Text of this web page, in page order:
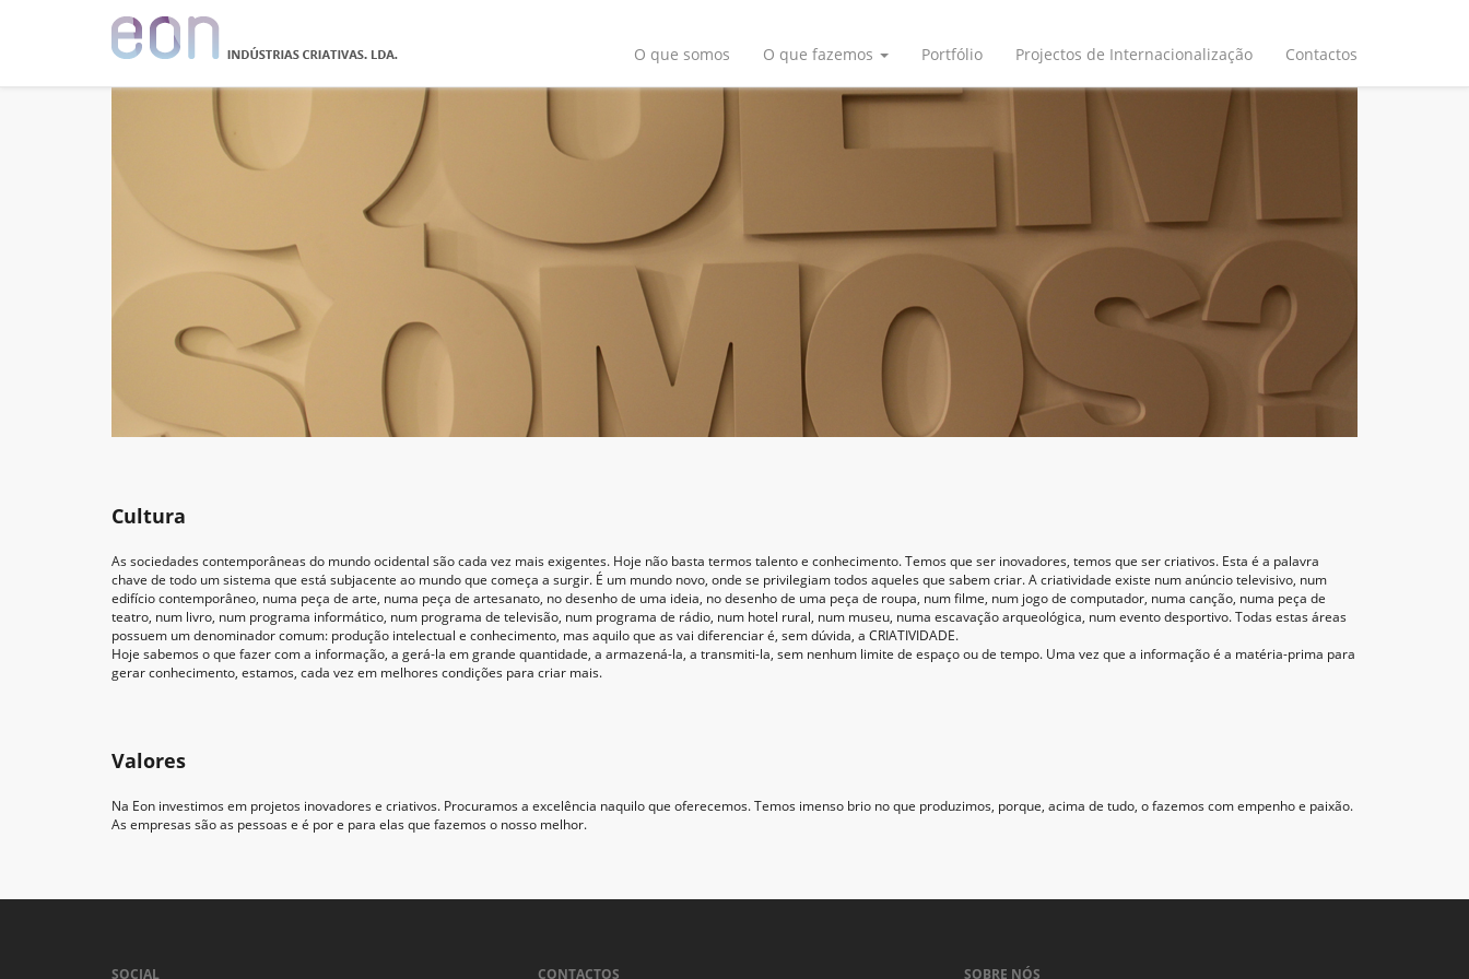
O que somos O que fazemos Portfólio Projectos de Internacionalização Contactos
Cultura
As sociedades contemporâneas do mundo ocidental são cada vez mais exigentes. Hoje não basta termos talento e conhecimento. Temos que ser inovadores, temos que ser criativos. Esta é a palavra
chave de todo um sistema que está subjacente ao mundo que começa a surgir. É um mundo novo, onde se privilegiam todos aqueles que sabem criar. A criatividade existe num anúncio televisivo, num
edifício contemporâneo, numa peça de arte, numa peça de artesanato, no desenho de uma ideia, no desenho de uma peça de roupa, num filme, num jogo de computador, numa canção, numa peça de
teatro, num livro, num programa informático, num programa de televisão, num programa de rádio, num hotel rural, num museu, numa escavação arqueológica, num evento desportivo. Todas estas áreas
possuem um denominador comum: produção intelectual e conhecimento, mas aquilo que as vai diferenciar é, sem dúvida, a CRIATIVIDADE.
Hoje sabemos o que fazer com a informação, a gerá-la em grande quantidade, a armazená-la, a transmiti-la, sem nenhum limite de espaço ou de tempo. Uma vez que a informação é a matéria-prima para
gerar conhecimento, estamos, cada vez em melhores condições para criar mais.
Valores
Na Eon investimos em projetos inovadores e criativos. Procuramos a excelência naquilo que oferecemos. Temos imenso brio no que produzimos, porque, acima de tudo, o fazemos com empenho e paixão.
As empresas são as pessoas e é por e para elas que fazemos o nosso melhor.
SOCIAL CONTACTOS SOBRE NÓS